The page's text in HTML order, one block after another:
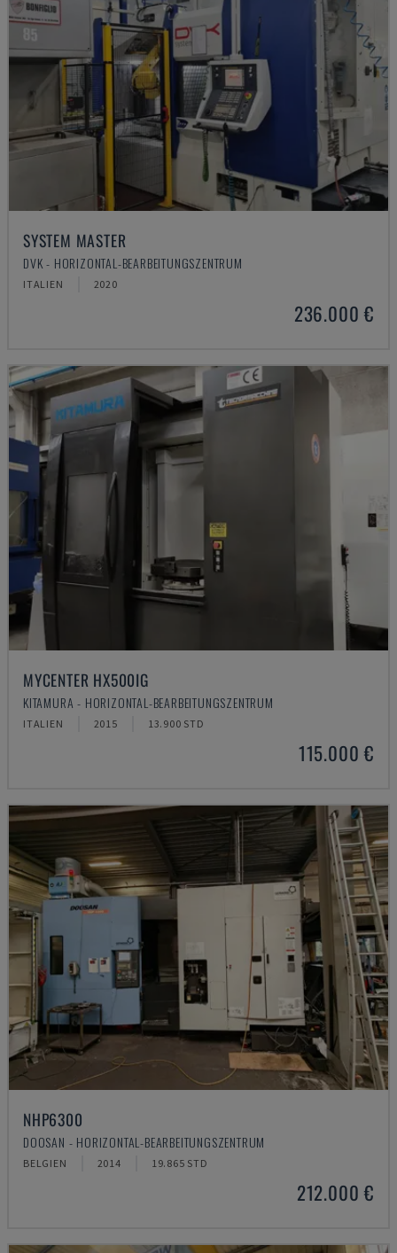
SYSTEM MASTER
DVK - HORIZONTAL-BEARBEITUNGSZENTRUM
ITALIEN 2020
236.000 €
MYCENTER HX500IG
KITAMURA - HORIZONTAL-BEARBEITUNGSZENTRUM
ITALIEN 2015 13.900 STD
115.000 €
NHP6300
DOOSAN - HORIZONTAL-BEARBEITUNGSZENTRUM
BELGIEN 2014 19.865 STD
212.000 €